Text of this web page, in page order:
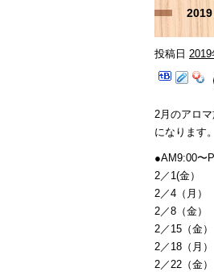
投稿日 2019
2月のアロ
になります。
●AM9:00〜
2／1(金）
2／4（月）
2／8（金）
2／15（金）
2／18（月）
2／22（金）